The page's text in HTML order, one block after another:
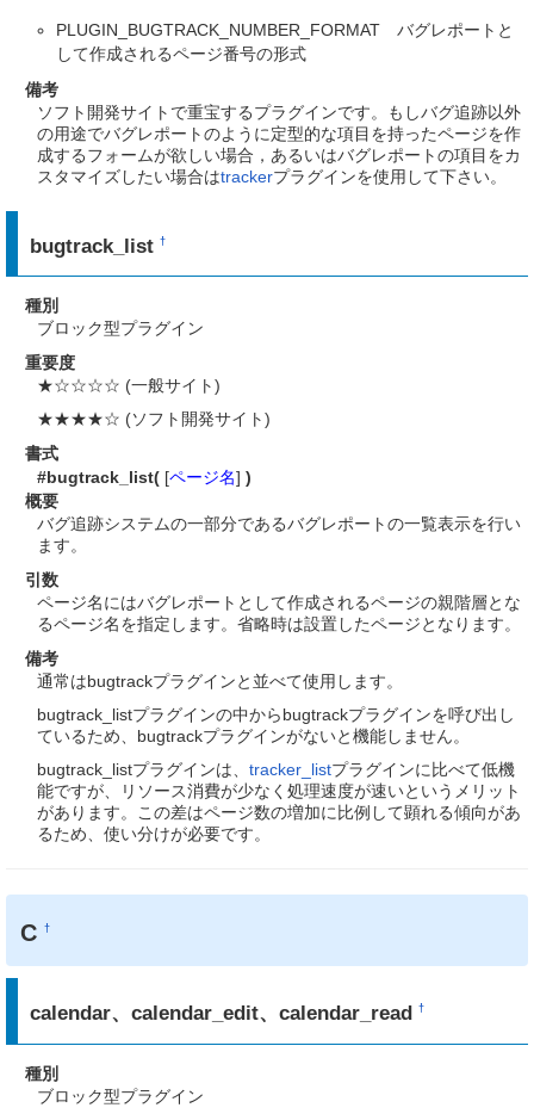
PLUGIN_BUGTRACK_NUMBER_FORMAT バグレポートと
して作成されるページ番号の形式
備考
ソフト開発サイトで重宝するプラグインです。もしバグ追跡以外
の用途でバグレポートのように定型的な項目を持ったページを作
成するフォームが欲しい場合，あるいはバグレポートの項目をカ
スタマイズしたい場合はtrackerプラグインを使用して下さい。
bugtrack_list†
種別
ブロック型プラグイン
重要度
★☆☆☆☆ (一般サイト)
★★★★☆ (ソフト開発サイト)
書式
#bugtrack_list( [ページ名] )
概要
バグ追跡システムの一部分であるバグレポートの一覧表示を行い
ます。
引数
ページ名にはバグレポートとして作成されるページの親階層とな
るページ名を指定します。省略時は設置したページとなります。
備考
通常はbugtrackプラグインと並べて使用します。
bugtrack_listプラグインの中からbugtrackプラグインを呼び出し
ているため、bugtrackプラグインがないと機能しません。
bugtrack_listプラグインは、 tracker_listプラグインに比べて低機
能ですが、リソース消費が少なく処理速度が速いというメリット
があります。この差はページ数の増加に比例して顕れる傾向があ
るため、使い分けが必要です。
C†
calendar、calendar_edit、calendar_read†
種別
ブロック型プラグイン